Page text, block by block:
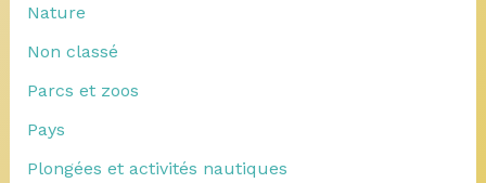
Nature
Non classé
Parcs et zoos
Pays
Plongées et activités nautiques